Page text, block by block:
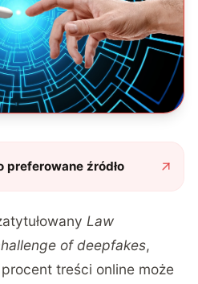
preferowane źródło
Law
of deepfakes,
treści online może